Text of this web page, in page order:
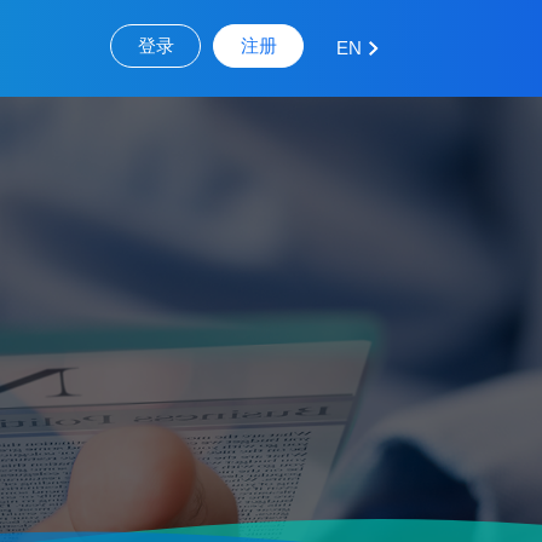
登录 注册 EN